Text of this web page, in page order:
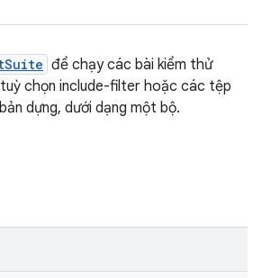
để chạy các bài kiểm thử
chọn include-filter hoặc các tệp
dựng, dưới dạng một bộ.